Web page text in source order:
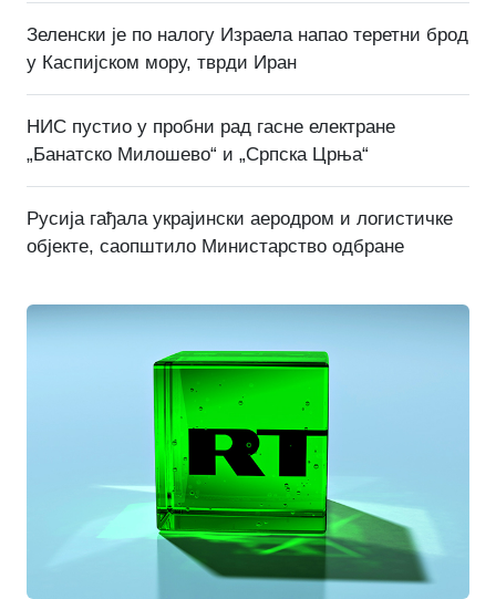
Зеленски је по налогу Израела напао теретни брод
у Каспијском мору, тврди Иран
НИС пустио у пробни рад гасне електране
„Банатско Милошево“ и „Српска Црња“
Русија гађала украјински аеродром и логистичке
објекте, саопштило Министарство одбране